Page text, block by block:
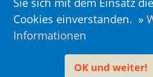
Cookies einverstanden. »
Informationen
OK und weiter!